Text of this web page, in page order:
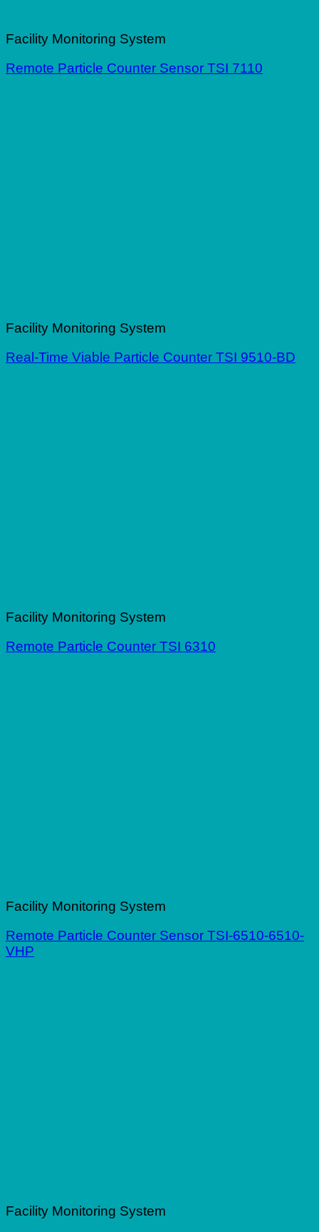
Facility Monitoring System
Remote Particle Counter Sensor TSI 7110
Facility Monitoring System
Real-Time Viable Particle Counter TSI 9510-BD
Facility Monitoring System
Remote Particle Counter TSI 6310
Facility Monitoring System
Remote Particle Counter Sensor TSI-6510-6510-
VHP
Facility Monitoring System